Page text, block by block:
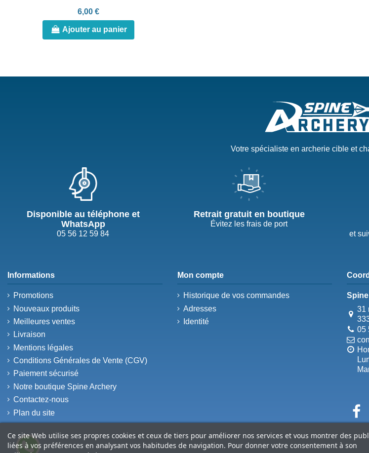
6,00 €
Ajouter au panier
Votre spécialiste en archerie cible et
Disponible au téléphone et
WhatsApp
05 56 12 59 84
Retrait gratuit en boutique
Évitez les frais de port
et
Informations
Promotions
Nouveaux produits
Meilleures ventes
Livraison
Mentions légales
Conditions Générales de Vente (CGV)
Paiement sécurisé
Notre boutique Spine Archery
Contactez-nous
Plan du site
Mon compte
Historique de vos commandes
Adresses
Identité
31
05
Ce site Web utilise ses propres cookies et ceux de tiers pour améliorer nos services et vous montrer des
liées à vos préférences en analysant vos habitudes de navigation. Pour donner votre consentement à son